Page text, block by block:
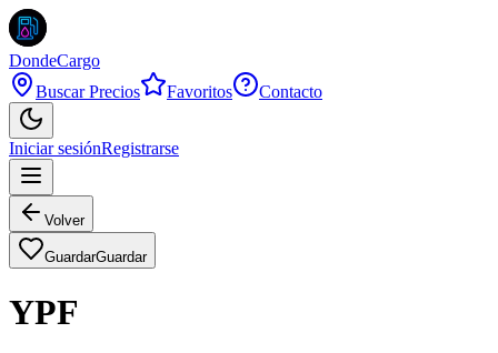
DondeCargo
Buscar Precios
Favoritos Contacto
Iniciar sesiónRegistrarse
Volver
GuardarGuardar
YPF